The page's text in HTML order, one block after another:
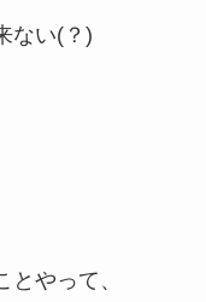
ない(？)
やって、